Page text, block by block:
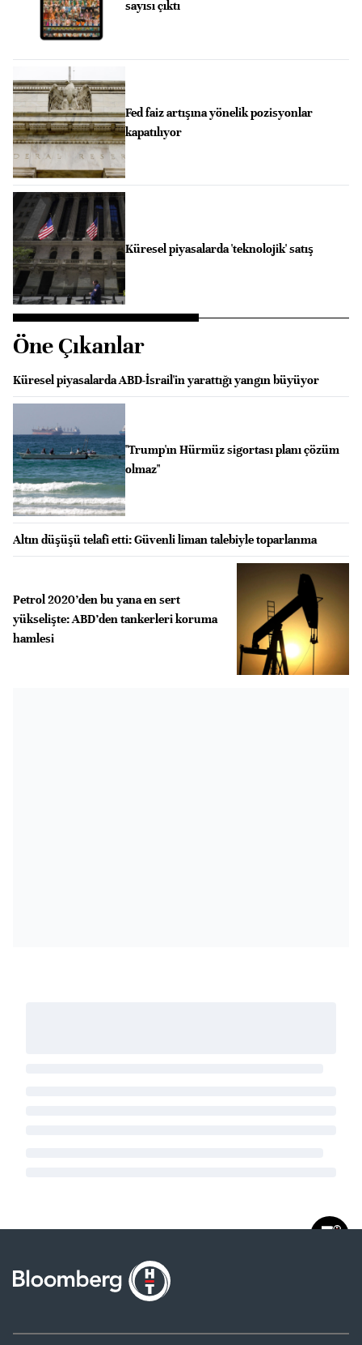
sayısı çıktı
Fed faiz artışına yönelik pozisyonlar
kapatılıyor
Küresel piyasalarda 'teknolojik' satış
Öne Çıkanlar
Küresel piyasalarda ABD-İsrail'in yarattığı yangın büyüyor
"Trump'ın Hürmüz sigortası planı çözüm
olmaz"
Altın düşüşü telafi etti: Güvenli liman talebiyle toparlanma
Petrol 2020’den bu yana en sert
yükselişte: ABD’den tankerleri koruma
hamlesi